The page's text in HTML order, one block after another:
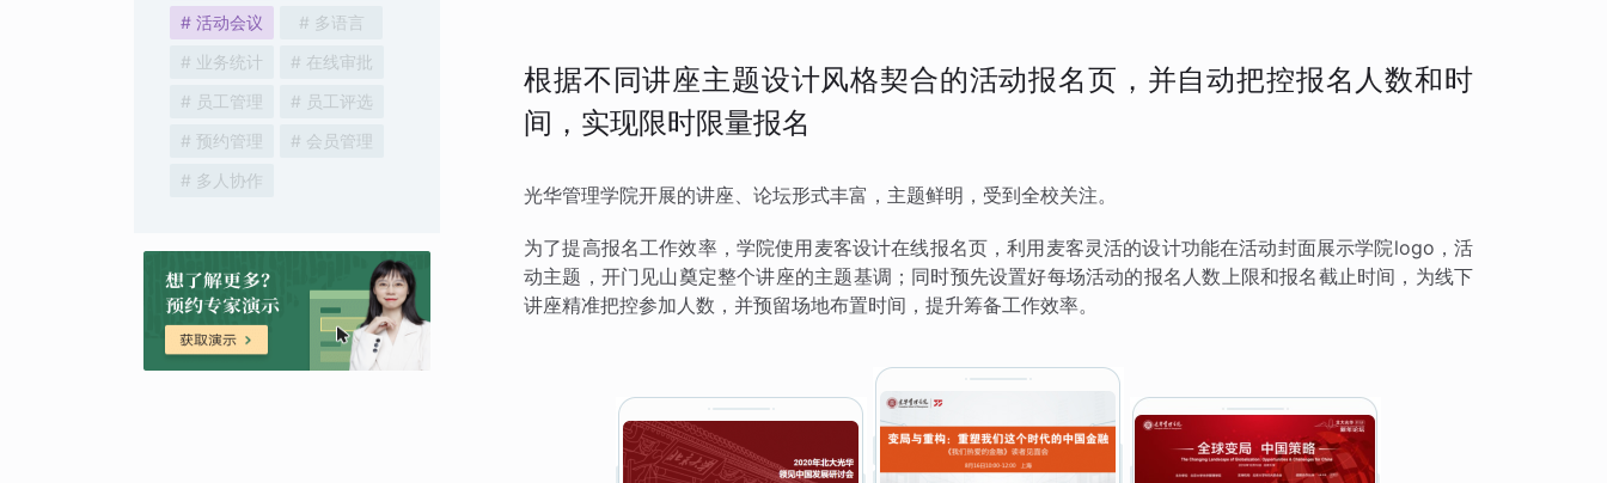
# 活动会议
# 多语言
# 业务统计
# 在线审批
# 员工管理
# 员工评选
# 预约管理
# 会员管理
# 多人协作
根据不同讲座主题设计风格契合的活动报名页，并自动把控报名人数和时
间，实现限时限量报名
光华管理学院开展的讲座、论坛形式丰富，主题鲜明，受到全校关注。
为了提高报名工作效率，学院使用麦客设计在线报名页，利用麦客灵活的设计功能在活动封面展示学院logo，活
动主题，开门见山奠定整个讲座的主题基调；同时预先设置好每场活动的报名人数上限和报名截止时间，为线下
讲座精准把控参加人数，并预留场地布置时间，提升筹备工作效率。